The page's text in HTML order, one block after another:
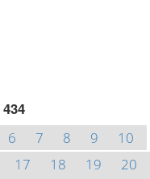
434
6 7 8 9
10
17 18 19
20